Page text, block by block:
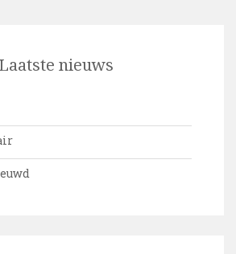
Laatste nieuws